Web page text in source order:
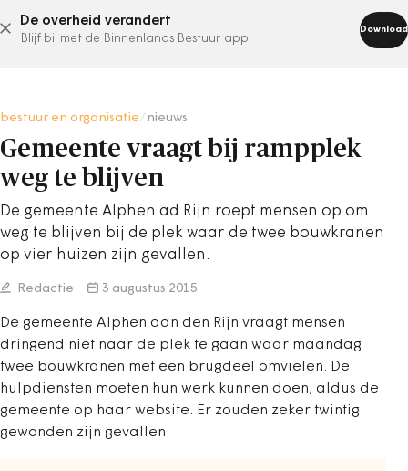
De overheid verandert
Blijf bij met de Binnenlands Bestuur app
Download
abonneer nu
bestuur en organisatie nieuws
Gemeente vraagt bij rampplek
weg te blijven
De gemeente Alphen ad Rijn roept mensen op om
weg te blijven bij de plek waar de twee bouwkranen
op vier huizen zijn gevallen.
Redactie 3 augustus 2015
De gemeente Alphen aan den Rijn vraagt mensen
dringend niet naar de plek te gaan waar maandag
twee bouwkranen met een brugdeel omvielen. De
hulpdiensten moeten hun werk kunnen doen, aldus de
gemeente op haar website. Er zouden zeker twintig
gewonden zijn gevallen.